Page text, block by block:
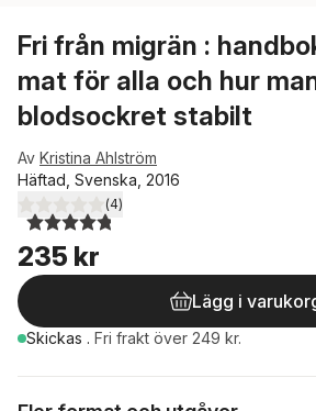
Fri från migrän :
mat för alla och hur
blodsockret stabilt
Av Kristina Ahlström
Häftad, Svenska, 2016
4,8utav 5 stjärnor. Totalt antal röster:
(4)
235 kr
Lägg i
Skickas . Fri frakt över 249 kr.